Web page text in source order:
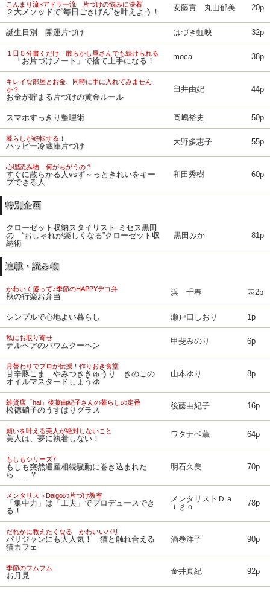
こんまり流×アドラー流 片づけの悩みに決着
２大メソッドで“毎日ごきげん”を叶えよう！ 安藤貢 丸山郁美 20p
誕生日別 開運片づけ はづき虹映 32p
１日５分書くだけ 散らかし屋さんでも続けられる
「お片づけノート」で捨て上手になる！ moca 38p
キレイな部屋とお金、同時に手に入れてみません
か？
お金が貯まる片づけの黄金ルール
臼井由妃 44p
スマホすっきり整理術 岡嶋裕史 50p
暮らしが好転する！
ハッピー冷蔵庫片づけ 大野多恵子 55p
心理読み物 何がちがうの？
すぐに散らかる人vsず～っときれいをキー
プできる人
和田秀樹 60p
特別企画
クローゼット収納スタイリスト ミセス黒田
の “おしゃれが楽しくなる”クローゼット収
納術
黒田みか 81p
連載・読み物
かわいく盛って♪季節のHAPPYデコ弁
秋の行楽お弁当 浜 千春 表2p
シンプルで心地よい暮らし 瀬戸口しおり 1p
私にお取り寄せ
デルベアのバウムクーヘン 甲斐みのり 6p
月替わりでプロが伝授！作りおき食堂
甘辛豚こま やみつききゅうり きのこの
オイルマスタードしょうゆ
山本ゆり 8p
雑貨店「hal」後藤由紀子さんの暮らしの定番
松徳硝子のうすはりグラス 後藤由紀子 16p
願いを叶える美人が絶対しないこと
美人は、夢に執着しない！ ワタナベ薫 64p
もしもシリーズ7
もしも突然遺産相続騒動に巻き込まれた
ら……？
明石久美 70p
メンタリストDaigoの片づけ教室
「集中力」は「工夫」でプロデュースでき
る！
メンタリストＤａ
ｉｇｏ
78p
だれかに教えたくなる かわいいパリ
パリジャンにも大人気！ 猫と触れ合える
猫カフェ
酒巻洋子 90p
季節のフムフム
お月見 金井真紀 92p